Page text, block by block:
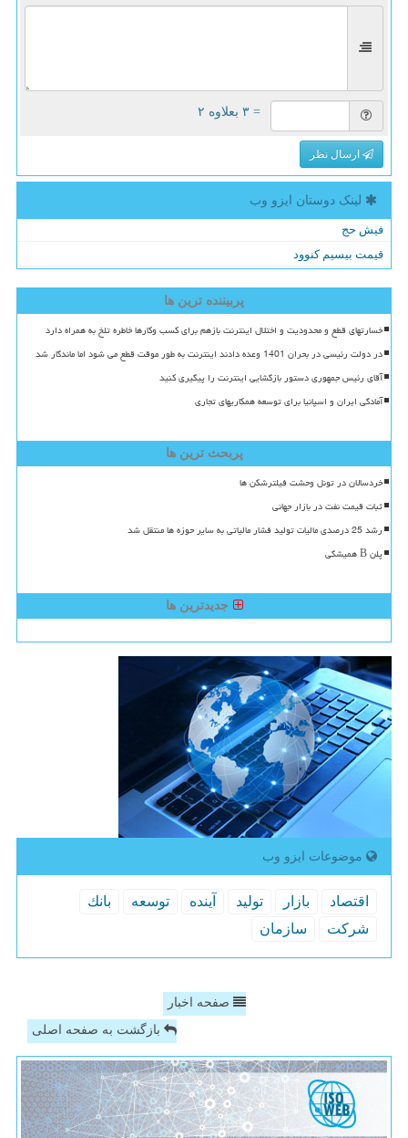
= ۳ بعلاوه ۲
ارسال نظر
لینک دوستان ایزو وب
فیش حج
قیمت بیسیم کنوود
پربیننده ترین ها
خسارتهای قطع و محدودیت و اختلال اینترنت بازهم برای کسب وکارها خاطره تلخ به همراه دارد
در دولت رئیسی در بحران 1401 وعده دادند اینترنت به طور موقت قطع می شود اما ماندگار شد
آقای رئیس جمهوری دستور بازگشایی اینترنت را پیگیری کنید
آمادگی ایران و اسپانیا برای توسعه همکاریهای تجاری
پربحث ترین ها
خردسالان در تونل وحشت فیلترشکن ها
ثبات قیمت نفت در بازار جهانی
رشد 25 درصدی مالیات تولید فشار مالیاتی به سایر حوزه ها منتقل شد
پلن B همیشگی
جدیدترین ها
موضوعات ایزو وب
اقتصاد بازار تولید آینده توسعه
بانك
شركت
سازمان
صفحه اخبار
بازگشت به صفحه اصلی